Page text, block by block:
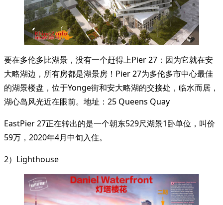
要在多伦多比湖景，没有一个赶得上Pier 27：因为它就在安
大略湖边，所有房都是湖景房！Pier 27为多伦多市中心最佳
的湖景楼盘，位于Yonge街和安大略湖的交接处，临水而居，
湖心岛风光近在眼前。地址：25 Queens Quay
EastPier 27正在转出的是一个朝东529尺湖景1卧单位，叫价
59万，2020年4月中旬入住。
2）Lighthouse